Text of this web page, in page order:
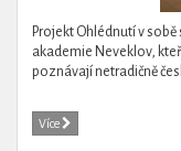
Projekt Ohlédnutí v
akademie Neveklov,
poznávají netradičně
Více